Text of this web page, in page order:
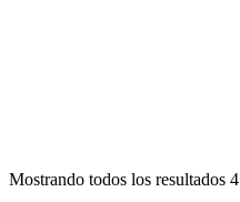
Mostrando todos los resultados 4